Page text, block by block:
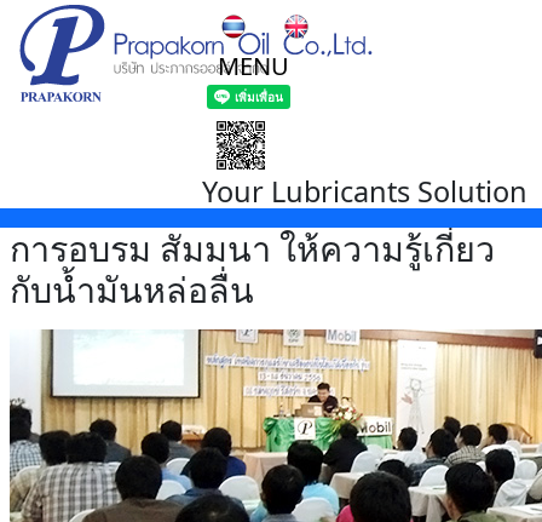
MENU
Your Lubricants Solution
การอบรม สัมมนา ให้ความรู้เกี่ยว
กับน้ำมันหล่อลื่น